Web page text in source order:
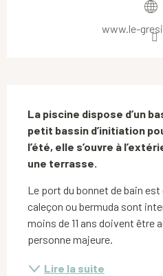
www.le-
La piscine dispose d’un
petit bassin d’initiation
l’été, elle s’ouvre à
une terrasse.
Le port du bonnet de bain
caleçon ou bermuda sont
moins de 11 ans doivent être
personne majeure.
Lire la suite